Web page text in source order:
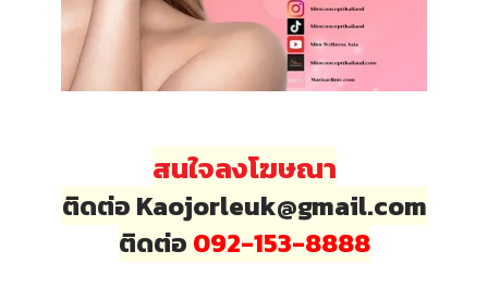
สนใจลงโฆษณา
ติดต่อ Kaojorleuk@gmail.com
ติดต่อ 092-153-8888